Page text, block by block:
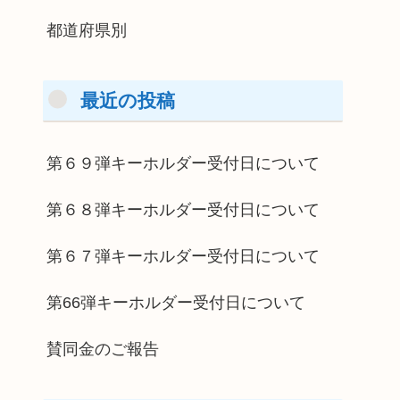
都道府県別
最近の投稿
第６９弾キーホルダー受付日について
第６８弾キーホルダー受付日について
第６７弾キーホルダー受付日について
第66弾キーホルダー受付日について
賛同金のご報告